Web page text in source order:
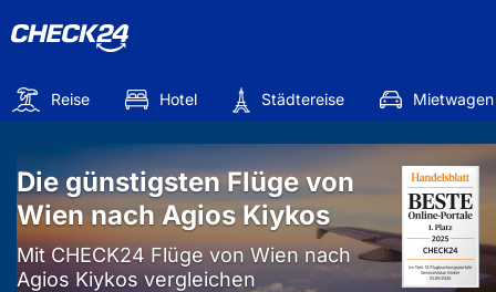
Reise Hotel Städtereise Mietwagen
Die günstigsten Flüge von
Wien nach Agios Kiykos
Mit CHECK24 Flüge von Wien nach
Agios Kiykos vergleichen